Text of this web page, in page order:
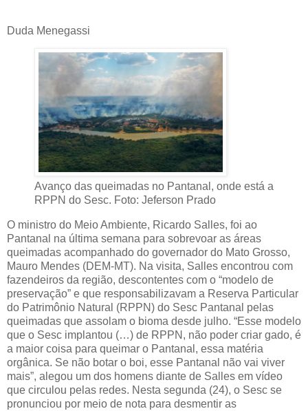
Duda Menegassi
Avanço das queimadas no Pantanal, onde está a
RPPN do Sesc. Foto: Jeferson Prado
O ministro do Meio Ambiente, Ricardo Salles, foi ao
Pantanal na última semana para sobrevoar as áreas
queimadas acompanhado do governador do Mato Grosso,
Mauro Mendes (DEM-MT). Na visita, Salles encontrou com
fazendeiros da região, descontentes com o “modelo de
preservação” e que responsabilizavam a Reserva Particular
do Patrimônio Natural (RPPN) do Sesc Pantanal pelas
queimadas que assolam o bioma desde julho. “Esse modelo
que o Sesc implantou (…) de RPPN, não poder criar gado, é
a maior coisa para queimar o Pantanal, essa matéria
orgânica. Se não botar o boi, esse Pantanal não vai viver
mais”, alegou um dos homens diante de Salles em vídeo
que circulou pelas redes. Nesta segunda (24), o Sesc se
pronunciou por meio de nota para desmentir as